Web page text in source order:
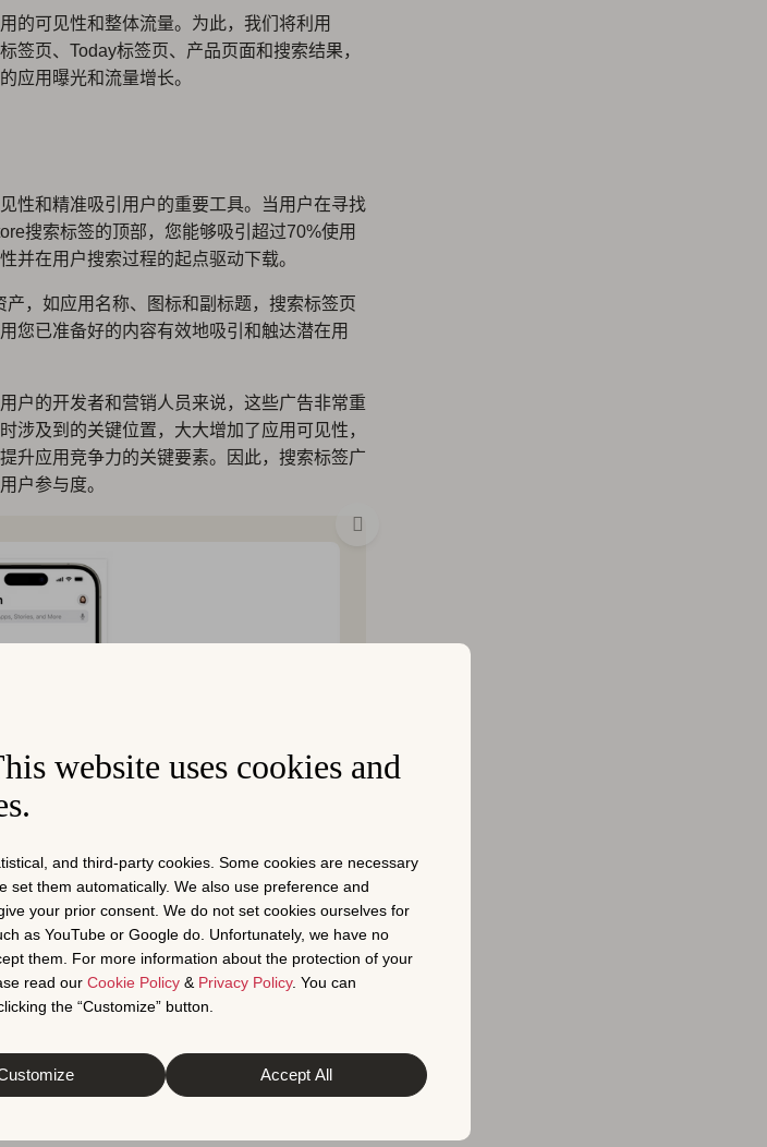
website uses cookies and
and third-party cookies. Some cookies are necessary
them automatically. We also use preference and
your prior consent. We do not set cookies ourselves for
as YouTube or Google do. Unfortunately, we have no
them. For more information about the protection of your
read our Cookie Policy & Privacy Policy. You can
the “Customize” button.
Accept All
的可见性和整体流量。为此，我们将利用
签页、Today标签页、产品页面和搜索结果，
应用曝光和流量增长。
性和精准吸引用户的重要工具。当用户在寻找
搜索标签的顶部，您能够吸引超过70%使用
并在用户搜索过程的起点驱动下载。
，如应用名称、图标和副标题，搜索标签页
您已准备好的内容有效地吸引和触达潜在用
户的开发者和营销人员来说，这些广告非常重
涉及到的关键位置，大大增加了应用可见性，
升应用竞争力的关键要素。因此，搜索标签广
户参与度。
Store搜索之前吸引他们的注意。来源：
Search Ads）
旅，Today标签页广告为您提供了一个绝佳